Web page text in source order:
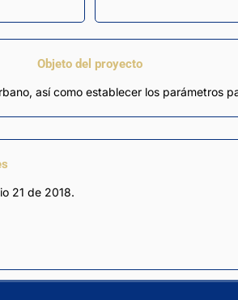
Objeto del proyecto
así como establecer los parámetros
21 de 2018.